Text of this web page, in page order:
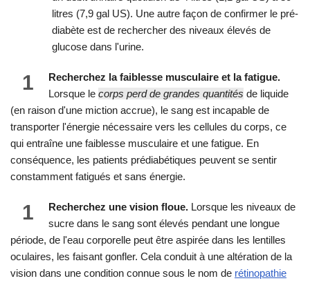
litres (7,9 gal US). Une autre façon de confirmer le pré-
diabète est de rechercher des niveaux élevés de
glucose dans l'urine.
1
Recherchez la faiblesse musculaire et la fatigue.
Lorsque le corps perd de grandes quantités de liquide
(en raison d'une miction accrue), le sang est incapable de
transporter l'énergie nécessaire vers les cellules du corps, ce
qui entraîne une faiblesse musculaire et une fatigue. En
conséquence, les patients prédiabétiques peuvent se sentir
constamment fatigués et sans énergie.
1 Recherchez une vision floue. Lorsque les niveaux de
sucre dans le sang sont élevés pendant une longue
période, de l'eau corporelle peut être aspirée dans les lentilles
oculaires, les faisant gonfler. Cela conduit à une altération de la
vision dans une condition connue sous le nom de rétinopathie